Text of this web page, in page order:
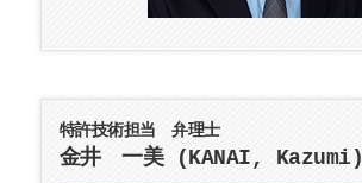
特許技術担当 弁理士
金井 一美 (KANAI, Kazumi)